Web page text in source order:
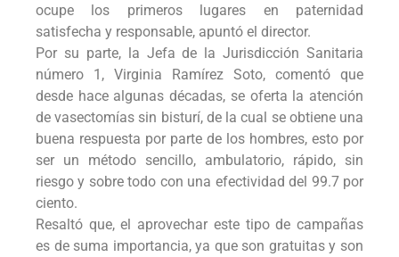
ocupe los primeros lugares en paternidad
satisfecha y responsable, apuntó el director.
Por su parte, la Jefa de la Jurisdicción Sanitaria
número 1, Virginia Ramírez Soto, comentó que
desde hace algunas décadas, se oferta la atención
de vasectomías sin bisturí, de la cual se obtiene una
buena respuesta por parte de los hombres, esto por
ser un método sencillo, ambulatorio, rápido, sin
riesgo y sobre todo con una efectividad del 99.7 por
ciento.
Resaltó que, el aprovechar este tipo de campañas
es de suma importancia, ya que son gratuitas y son